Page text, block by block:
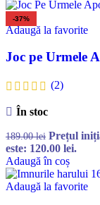
-37%
Adaugă la favorite
Joc pe Urmele
(2)
În stoc
189.00lei Prețul
este: 120.00 lei.
Adaugă în coș
Adaugă la favorite